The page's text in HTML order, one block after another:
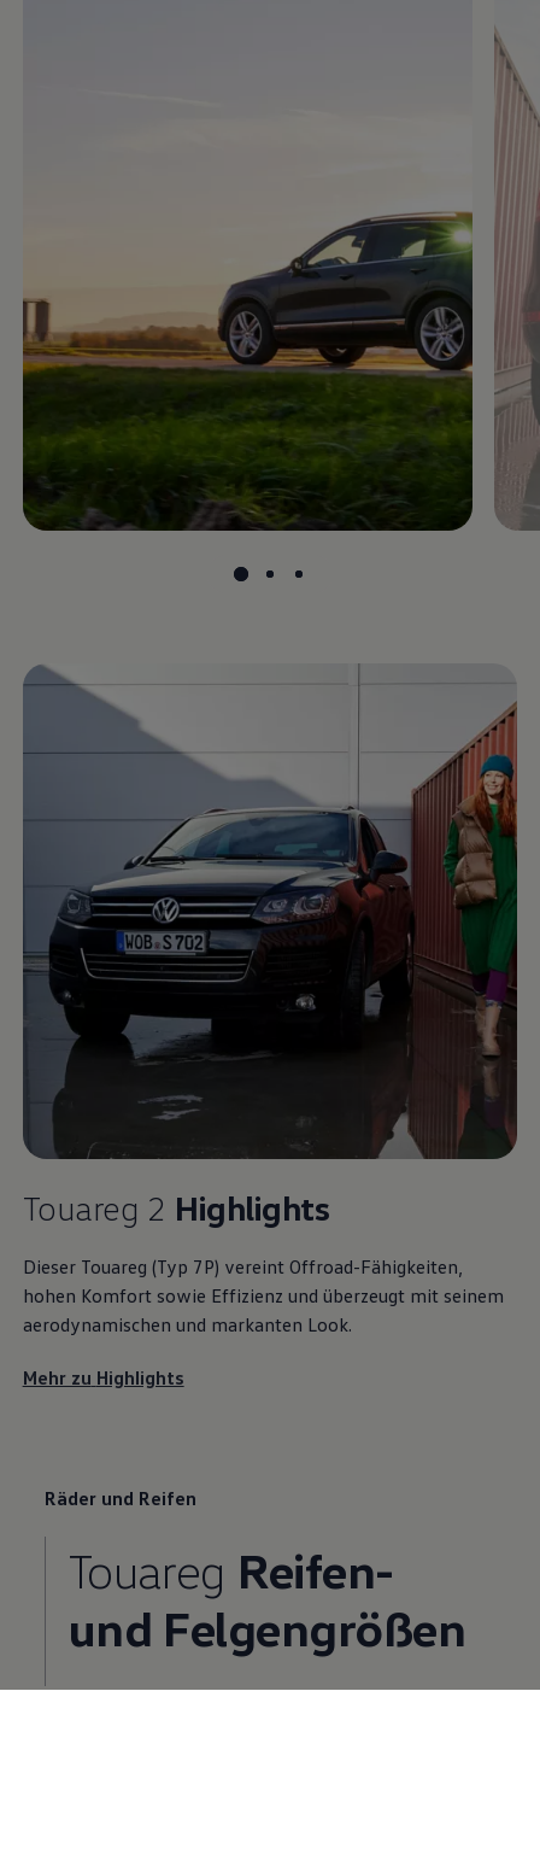
Touareg 2 Highlights
Dieser Touareg (Typ 7P) vereint Offroad-Fähigkeiten,
hohen Komfort sowie Effizienz und überzeugt mit seinem
aerodynamischen und markanten Look.
Mehr zu Highlights
Räder und Reifen
Touareg Reifen-
und Felgengrößen